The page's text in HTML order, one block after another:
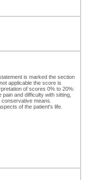
is marked the section
applicable the score is
of scores 0% to 20%:
and difficulty with sitting,
means.
of the patient's life.